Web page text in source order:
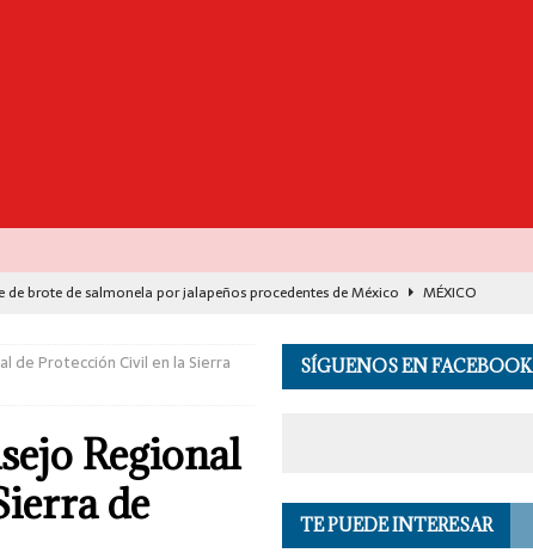
de brote de salmonela por jalapeños procedentes de México
MÉXICO
de Seguridad se suma a investigación por asesinato en vivo del influencer
en los Andes de Perú deja un herido, según reporte de autoridades
EL
de Protección Civil en la Sierra
Regional
de
SÍGUENOS EN FACEBOOK
TE PUEDE INTERESAR